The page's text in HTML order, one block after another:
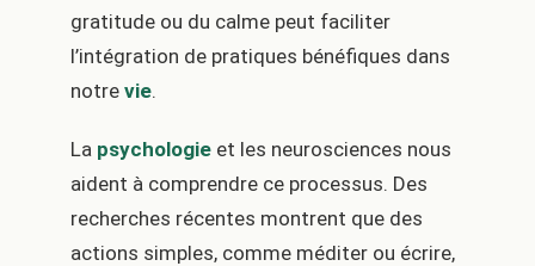
gratitude ou du calme peut faciliter
l’intégration de pratiques bénéfiques dans
notrevie.
La psychologie et les neurosciences nous
aident à comprendre ce processus. Des
recherches récentes montrent que des
actions simples, comme méditer ou écrire,